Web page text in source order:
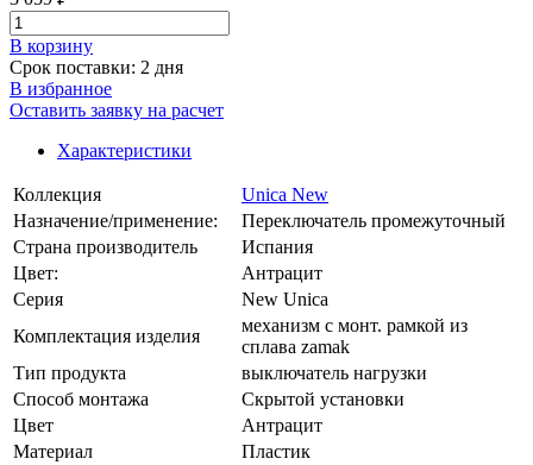
В корзинy
Срок поставки: 2 дня
В избранное
Оставить заявку на расчет
Характеристики
Коллекция
Unica New
Назначение/применение:
Переключатель промежуточный
Страна производитель
Испания
Цвет:
Антрацит
Серия
New Unica
Комплектация изделия
механизм с монт. рамкой из
сплава zamak
Тип продукта
выключатель нагрузки
Способ монтажа
Скрытой установки
Цвет
Антрацит
Материал
Пластик